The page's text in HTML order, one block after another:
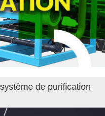
de purification